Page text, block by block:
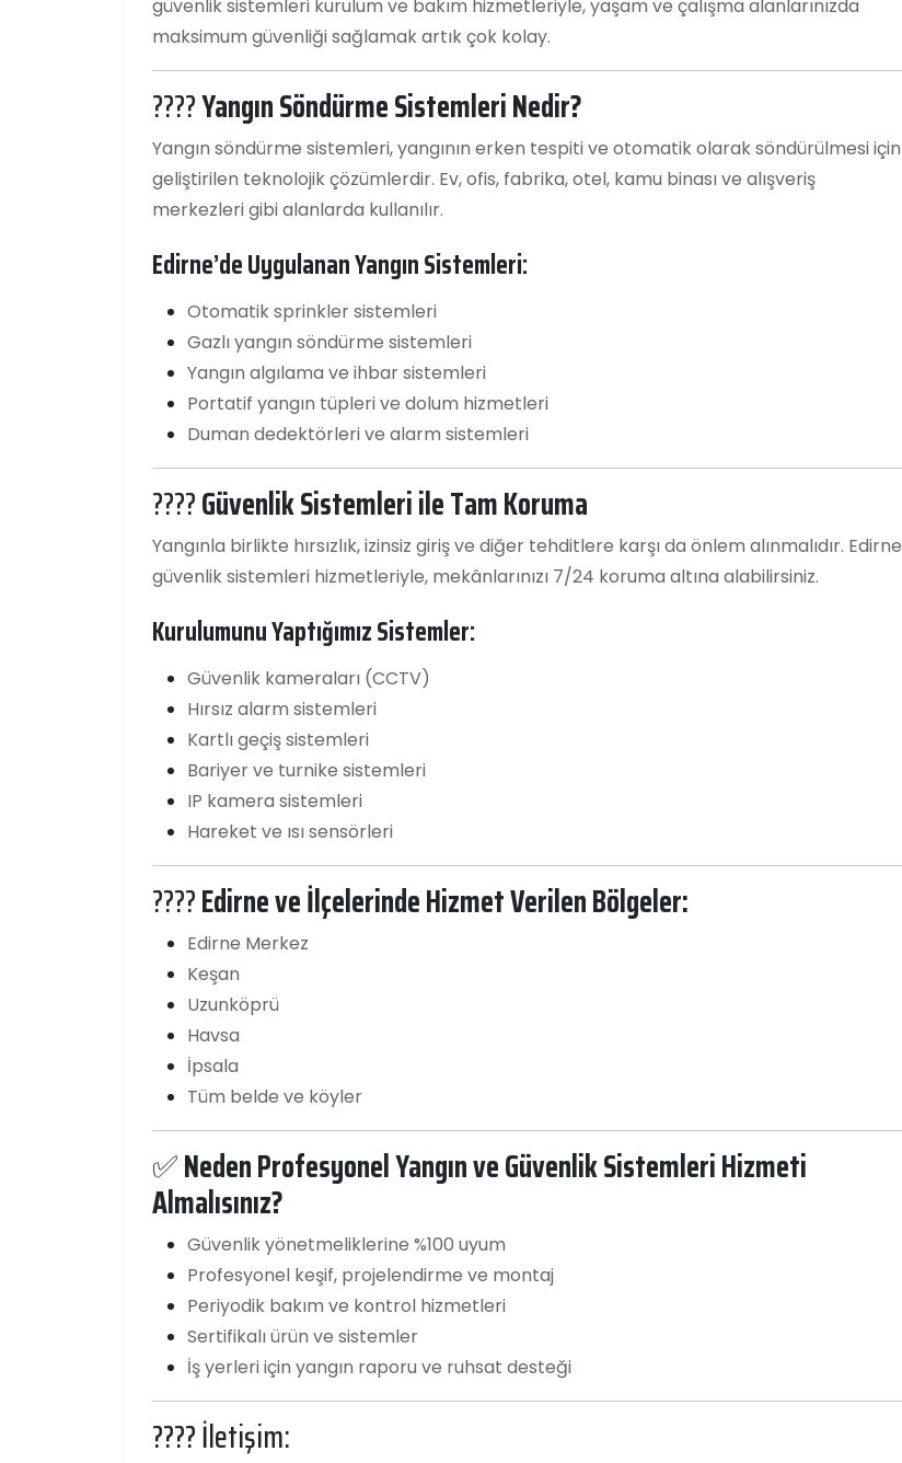
güvenlik sistemleri kurulum ve bakım hizmetleriyle, yaşam ve çalışma alanlarınızda
maksimum güvenliği sağlamak artık çok kolay.
????Yangın Söndürme Sistemleri Nedir?
Yangın söndürme sistemleri, yangının erken tespiti ve otomatik olarak söndürülmesi için
geliştirilen teknolojik çözümlerdir. Ev, ofis, fabrika, otel, kamu binası ve alışveriş
merkezleri gibi alanlarda kullanılır.
Edirne’de Uygulanan Yangın Sistemleri:
Otomatik sprinkler sistemleri
Gazlı yangın söndürme sistemleri
Yangın algılama ve ihbar sistemleri
Portatif yangın tüpleri ve dolum hizmetleri
Duman dedektörleri ve alarm sistemleri
????️Güvenlik Sistemleri ile Tam Koruma
Yangınla birlikte hırsızlık, izinsiz giriş ve diğer tehditlere karşı da önlem alınmalıdır. Edirne
güvenlik sistemleri hizmetleriyle, mekânlarınızı 7/24 koruma altına alabilirsiniz.
Kurulumunu Yaptığımız Sistemler:
Güvenlik kameraları (CCTV)
Hırsız alarm sistemleri
Kartlı geçiş sistemleri
Bariyer ve turnike sistemleri
IP kamera sistemleri
Hareket ve ısı sensörleri
????Edirne ve İlçelerinde Hizmet Verilen Bölgeler:
Edirne Merkez
Keşan
Uzunköprü
Havsa
İpsala
Tüm belde ve köyler
✅Neden Profesyonel Yangın ve Güvenlik Sistemleri Hizmeti
Almalısınız?
Güvenlik yönetmeliklerine %100 uyum
Profesyonel keşif, projelendirme ve montaj
Periyodik bakım ve kontrol hizmetleri
Sertifikalı ürün ve sistemler
İş yerleri için yangın raporu ve ruhsat desteği
???? İletişim: